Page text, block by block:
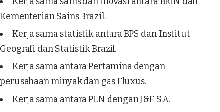
Kementerian Sains Brazil.
Kerja sama statistik antara BPS dan Institut
Geografi dan Statistik Brazil.
Kerja sama antara Pertamina dengan
perusahaan minyak dan gas Fluxus.
Kerja sama antara PLN dengan J&F S.A.